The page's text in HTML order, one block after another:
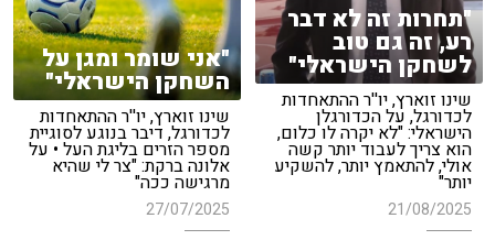
"תחרות זה לא דבר
רע, זה גם טוב
לשחקן הישראלי"
שינו זוארץ, יו''ר ההתאחדות
לכדורגל, על הכדורגלן
הישראלי: "לא יקרה לו כלום,
הוא צריך לעבוד יותר קשה
אולי, להתאמץ יותר, להשקיע
יותר"
21/08/2025
"אני שומר ומגן על
השחקן הישראלי"
שינו זוארץ, יו''ר ההתאחדות
לכדורגל, דיבר בנוגע לסוגיית
מספר הזרים בליגת העל • על
אלונה ברקת: "צר לי שהיא
מרגישה ככה"
27/07/2025